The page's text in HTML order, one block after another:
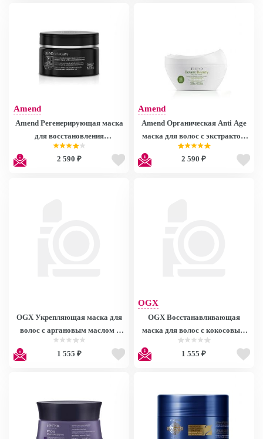
Amend
Amend Регенерирующая маска
для восстановления
поврежденных волос / Extreme
Repair Mask Luxe Creations 250
2 590 ₽
Amend
Amend Органическая Anti Age
маска для волос с экстрактом
Жасмина и маслом Моринги
/Mаscara Amend Botanic Beauty
2 590 ₽
OGX Укрепляющая маска для
волос с аргановым маслом /
Extra Strength Hydrate &
Repair+ Argan Oil Of Morocco
1 555 ₽
OGX
OGX Восстанавливающая
маска для волос с кокосовым
маслом / Extra Strength Damage
Remedy + Coconut Miracle Oil
1 555 ₽